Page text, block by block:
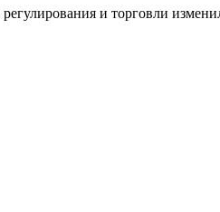
и торговли